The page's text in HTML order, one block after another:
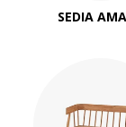
SEDIA